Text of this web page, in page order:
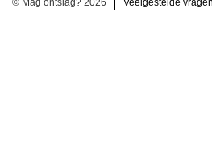
© Mag ontslag? 2026 Veelgestelde vragen